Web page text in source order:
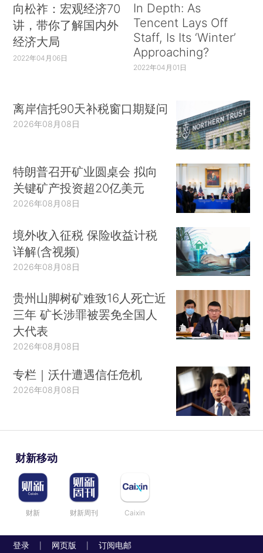
向松祚：宏观经济70
讲，带你了解国内外
经济大局
2022年04月06日
In Depth: As
Tencent Lays Off
Staff, Is Its ‘Winter’
Approaching?
2022年04月01日
离岸信托90天补税窗口期疑问
2026年08月08日
特朗普召开矿业圆桌会 拟向
关键矿产投资超20亿美元
2026年08月08日
境外收入征税 保险收益计税
详解(含视频)
2026年08月08日
贵州山脚树矿难致16人死亡近
三年 矿长涉罪被罢免全国人
大代表
2026年08月08日
专栏｜沃什遭遇信任危机
2026年08月08日
财新移动
财新 财新周刊 Caixin
登录 网页版 订阅电邮